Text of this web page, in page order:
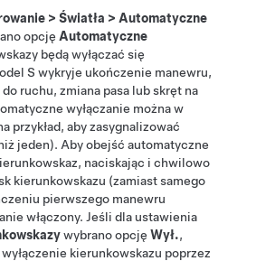
> Światła > Automatyczne
opcję Automatyczne
będą wyłączać się
S wykryje ukończenie manewru,
ruchu, zmiana pasa lub skręt na
wyłączanie można w
przykład, aby zasygnalizować
jeden). Aby obejść automatyczne
naciskając i chwilowo
kierunkowskazu (zamiast samego
pierwszego manewru
włączony. Jeśli dla ustawienia
wybrano opcję Wył.,
kierunkowskazu poprzez